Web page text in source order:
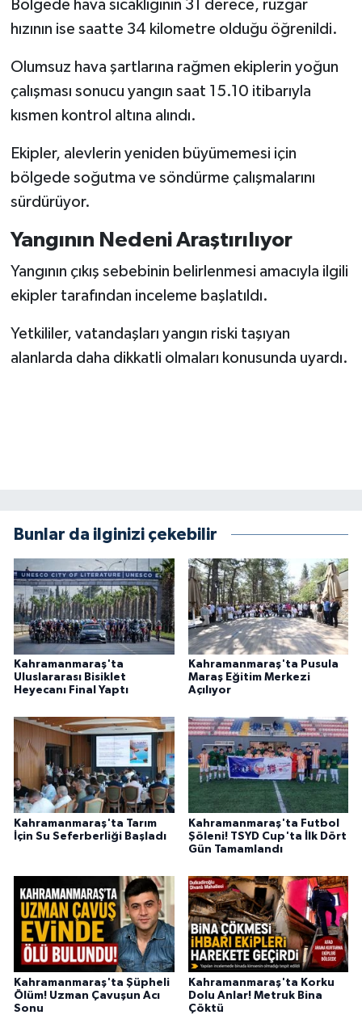
Bölgede hava sıcaklığının 31 derece, rüzgar
hızının ise saatte 34 kilometre olduğu öğrenildi.
Olumsuz hava şartlarına rağmen ekiplerin yoğun
çalışması sonucu yangın saat 15.10 itibarıyla
kısmen kontrol altına alındı.
Ekipler, alevlerin yeniden büyümemesi için
bölgede soğutma ve söndürme çalışmalarını
sürdürüyor.
Yangının Nedeni Araştırılıyor
Yangının çıkış sebebinin belirlenmesi amacıyla ilgili
ekipler tarafından inceleme başlatıldı.
Yetkililer, vatandaşları yangın riski taşıyan
alanlarda daha dikkatli olmaları konusunda uyardı.
Bunlar da ilginizi çekebilir
Kahramanmaraş'ta
Uluslararası Bisiklet
Heyecanı Final Yaptı
Kahramanmaraş'ta Pusula
Maraş Eğitim Merkezi
Açılıyor
Kahramanmaraş'ta Tarım
İçin Su Seferberliği Başladı
Kahramanmaraş'ta Futbol
Şöleni! TSYD Cup'ta İlk Dört
Gün Tamamlandı
Kahramanmaraş'ta Şüpheli
Ölüm! Uzman Çavuşun Acı
Sonu
Kahramanmaraş'ta Korku
Dolu Anlar! Metruk Bina
Çöktü
BİLİM TEKNOLOJİ
SEÇİM 2015
BİLİM VE TEKNOLOJİ
HABERDE İNSAN